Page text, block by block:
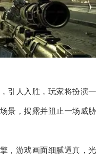
引人入胜，玩家将扮演一
景，揭露并阻止一场威胁
，游戏画面细腻逼真，光